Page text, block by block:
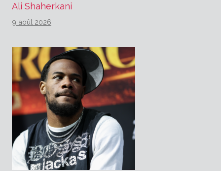
Ali Shaherkani
9 août 2026